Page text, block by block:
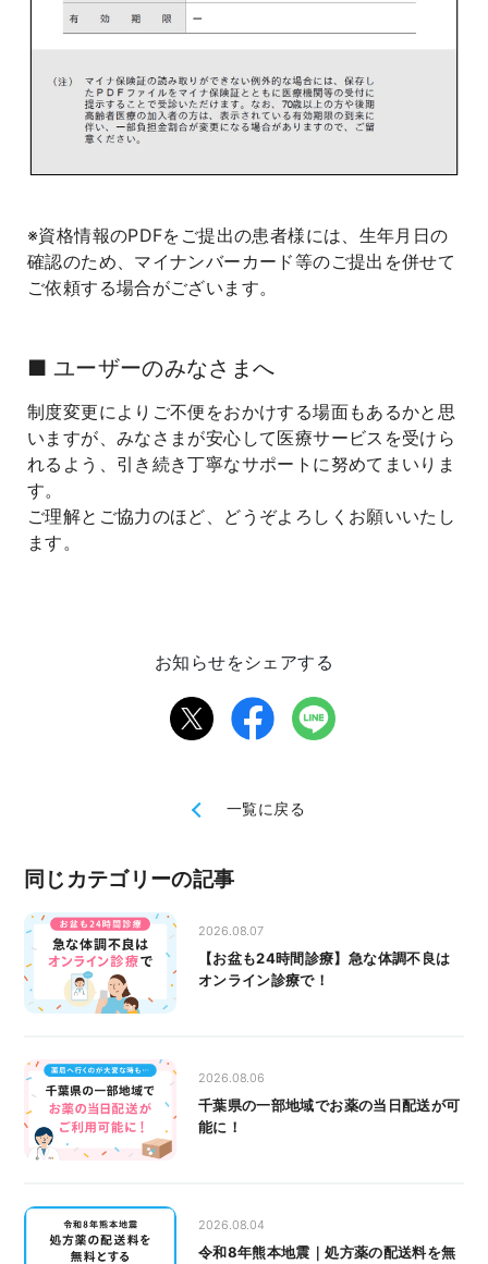
※資格情報のPDFをご提出の患者様には、生年月日の
確認のため、マイナンバーカード等のご提出を併せて
ご依頼する場合がございます。
■ ユーザーのみなさまへ
制度変更によりご不便をおかけする場面もあるかと思
いますが、みなさまが安心して医療サービスを受けら
れるよう、引き続き丁寧なサポートに努めてまいりま
す。
ご理解とご協力のほど、どうぞよろしくお願いいたし
ます。
お知らせをシェアする
一覧に戻る
同じカテゴリーの記事
2026.08.07
【お盆も24時間診療】急な体調不良は
オンライン診療で！
2026.08.06
千葉県の一部地域でお薬の当日配送が可
能に！
2026.08.04
令和8年熊本地震｜処方薬の配送料を無